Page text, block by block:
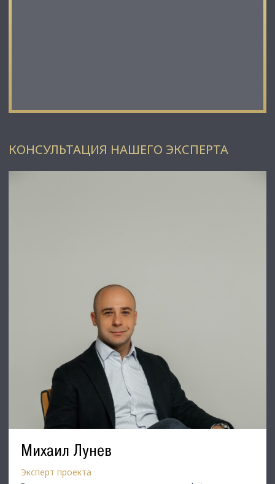
КОНСУЛЬТАЦИЯ НАШЕГО ЭКСПЕРТА
Михаил Лунев
Эксперт проекта